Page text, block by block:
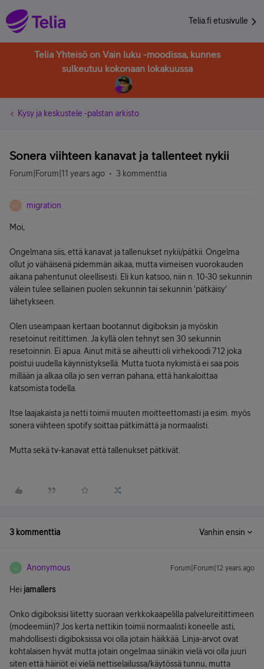
Telia.fi etusivulle
Telia Yhteisö on Vain luku -moodissa, kunnes
sulkeutuu kokonaan lokakuussa
Kysy ja keskustele -palstan arkisto
Sonera viihteen kanavat ja tallenteet nykii
Forum|Forum|11 years ago 3 kommenttia
M migration
Moi,
Ongelmana siis, että kanavat ja tallenukset nykii/pätkii. Ongelma
ollut jo vähäisenä pidemmän aikaa, mutta viimeisen vuorokauden
aikana pahentunut oleellisesti. Eli kun katsoo, niin n. 10-30 sekunnin
välein tulee sellainen puolen sekunnin tai sekunnin 'pätkäisy'
lähetykseen.
Olen useampaan kertaan bootannut digiboksin ja myöskin
resetoinut reitittimen. Ja kyllä olen tehnyt sen 30 sekunnin
resetoinnin. Ei apua. Ainut mitä se aiheutti oli virhekoodi 712 joka
poistui uudella käynnistyksellä. Mutta tuota nykimistä ei saa pois
millään ja alkaa olla jo sen verran pahana, että hankaloittaa
katsomista todella.
Itse laajakaista ja netti toimii muuten moitteettomasti ja esim. myös
sonera viihteen spotify soittaa pätkimättä ja normaalisti.
Mutta sekä tv-kanavat että tallenukset pätkivät.
3 kommenttia Vanhin ensin
A Anonymous Forum|Forum|12 years ago
Hei jamallers
Onko digiboksisi liitetty suoraan verkkokaapelilla palvelureitittimeen
(modeemiin)? Jos kerta nettikin toimii normaalisti koneelle asti,
mahdollisesti digiboksissa voi olla jotain häikkää. Linja-arvot ovat
kohtalaisen hyvät mutta jotain ongelmaa siinäkin vielä voi olla juuri
siten että häiriöt ei vielä nettiselailussa/käytössä tunnu, mutta